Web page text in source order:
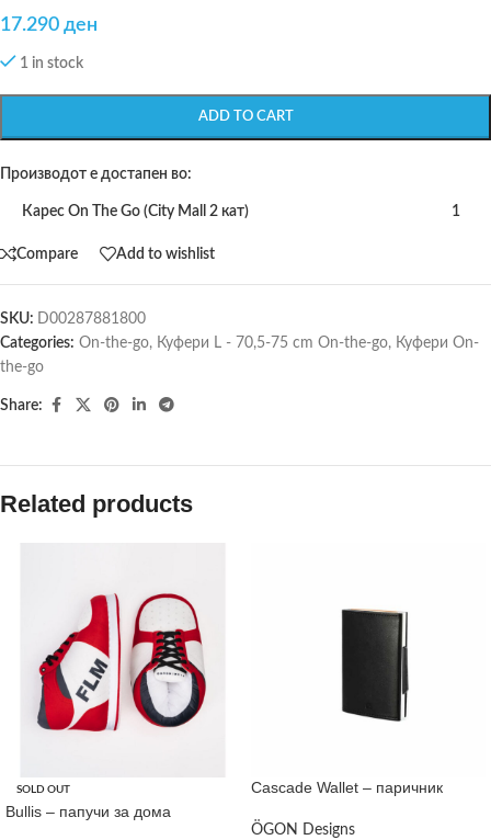
17.290 ден
1 in stock
ADD TO CART
Производот е достапен во:
Карес On The Go (City Mall 2 кат) 1
Compare Add to wishlist
SKU: D00287881800
Categories: On-the-go, Куфери L - 70,5-75 cm On-the-go, Куфери On-
the-go
Share:
Related products
SOLD OUT
Bullis – папучи за дома
Cascade Wallet – паричник
ÖGON Designs